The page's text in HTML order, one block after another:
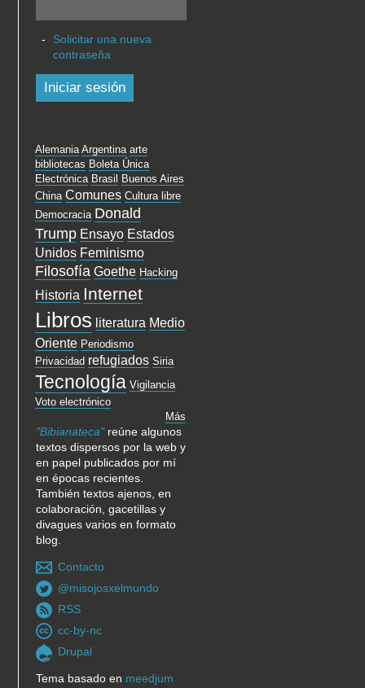
Solicitar una nueva
contraseña
Alemania Argentina arte
bibliotecas Boleta Única
Electrónica Brasil
Buenos Aires
China Comunes Cultura libre
Democracia Donald
Trump Ensayo Estados
Unidos Feminismo
Filosofía Goethe Hacking
Historia Internet
Libros literatura Medio
Oriente Periodismo
Privacidad refugiados Siria
Tecnología Vigilancia
Voto electrónico
Más
"Bibianateca"reúne algunos
textos dispersos por la web y
en papel publicados por mí
en épocas recientes.
También textos ajenos, en
colaboración, gacetillas y
divagues varios en formato
blog.
Contacto
@misojosxelmundo
RSS
cc-by-nc
Drupal
Tema basado en meedjum